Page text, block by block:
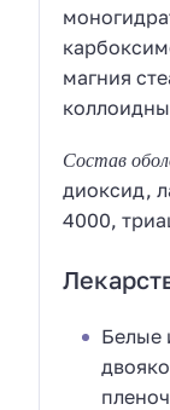
магния
Состав
диоксид,
4000,
Белые